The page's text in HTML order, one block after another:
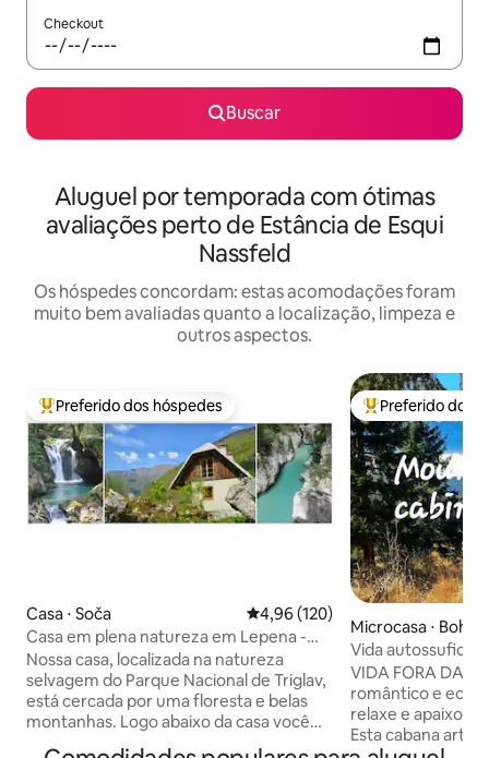
Checkout
Buscar
Aluguel por temporada com ótimas
avaliações perto de Estância de Esqui
Nassfeld
Os hóspedes concordam: estas acomodações foram
muito bem avaliadas quanto a localização, limpeza e
outros aspectos.
Entre os melhores preferidos dos hóspedes
Preferido dos hóspedes
Casa ⋅ Soča 4,96 de uma avaliação média de
4,96 (120)
Casa em plena natureza em Lepena -
Vale de Soča
Nossa casa, localizada na natureza
selvagem do Parque Nacional de Triglav,
está cercada por uma floresta e belas
montanhas. Logo abaixo da casa você
Entre os
Preferido dos
Microcasa ⋅ Bohinj
Vida
ecológico
VIDA FORA DA
romântico e
relaxe e
Esta cabana